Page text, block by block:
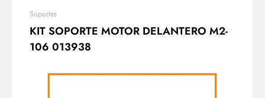
Soportes
KIT SOPORTE MOTOR DELANTERO M2-
106 013938